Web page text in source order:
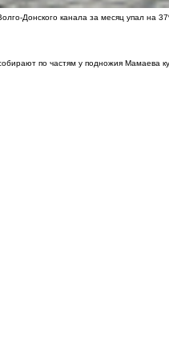
Донского канала за месяц упал на
по частям у подножия Мамаева